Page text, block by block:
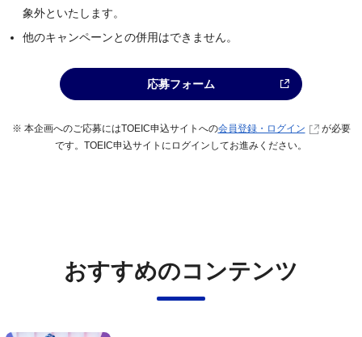
象外といたします。
他のキャンペーンとの併用はできません。
応募フォーム
※ 本企画へのご応募にはTOEIC申込サイトへの会員登録・ログイン
が必要
です。TOEIC申込サイトにログインしてお進みください。
おすすめのコンテンツ